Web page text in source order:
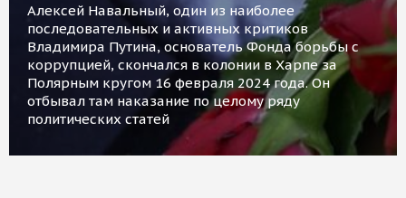
Алексей Навальный, один из наиболее
последовательных и активных критиков
Владимира Путина, основатель Фонда борьбы с
коррупцией, скончался в колонии в Харпе за
Полярным кругом 16 февраля 2024 года. Он
отбывал там наказание по целому ряду
политических статей